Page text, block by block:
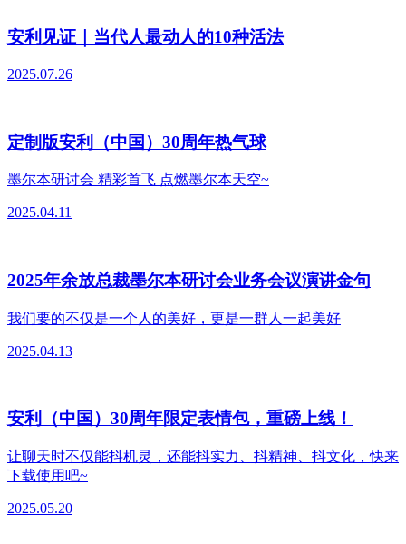
安利见证｜当代人最动人的10种活法
2025.07.26
定制版安利（中国）30周年热气球
墨尔本研讨会 精彩首飞 点燃墨尔本天空~
2025.04.11
2025年余放总裁墨尔本研讨会业务会议演讲金句
我们要的不仅是一个人的美好，更是一群人一起美好
2025.04.13
安利（中国）30周年限定表情包，重磅上线！
让聊天时不仅能抖机灵，还能抖实力、抖精神、抖文化，快来
下载使用吧~
2025.05.20